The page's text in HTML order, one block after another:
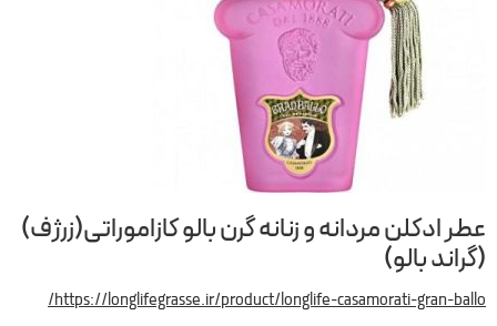
عطر ادکلن مردانه و زنانه گرن بالو کازاموراتی(زرژف)
(گراند بالو)
https://longlifegrasse.ir/product/longlife-casamorati-gran-ballo/